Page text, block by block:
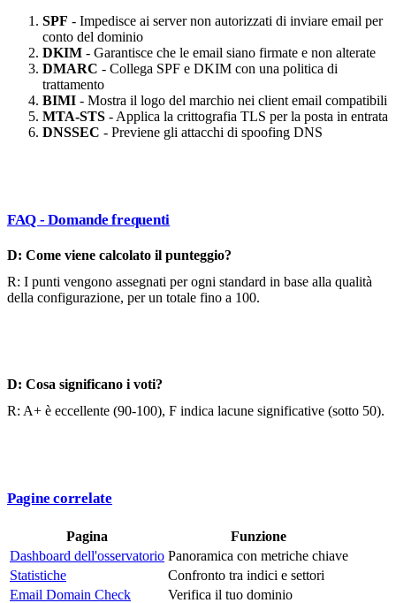
SPF - Impedisce ai server non autorizzati di inviare email per
conto del dominio
DKIM - Garantisce che le email siano firmate e non alterate
DMARC - Collega SPF e DKIM con una politica di
trattamento
BIMI - Mostra il logo del marchio nei client email compatibili
MTA-STS - Applica la crittografia TLS per la posta in entrata
DNSSEC - Previene gli attacchi di spoofing DNS
FAQ - Domande frequenti
D: Come viene calcolato il punteggio?
R: I punti vengono assegnati per ogni standard in base alla qualità
della configurazione, per un totale fino a 100.
D: Cosa significano i voti?
R: A+ è eccellente (90-100), F indica lacune significative (sotto 50).
Pagine correlate
Pagina
Funzione
Dashboard dell'osservatorio Panoramica con metriche chiave
Statistiche
Confronto tra indici e settori
Email Domain Check
Verifica il tuo dominio